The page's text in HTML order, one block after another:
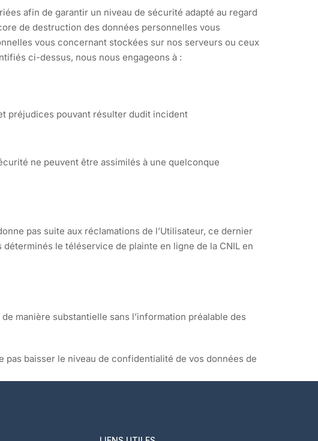
afin de garantir un niveau de sécurité adapté au regard
de destruction des données personnelles vous
vous concernant stockées sur nos serveurs ou ceux
ci-dessus, nous nous engageons à :
préjudices pouvant résulter dudit incident
ne peuvent être assimilés à une quelconque
pas suite aux réclamations de l’Utilisateur, ce dernier
le téléservice de plainte en ligne de la CNIL en
manière substantielle sans l’information préalable des
baisser le niveau de confidentialité de vos données de